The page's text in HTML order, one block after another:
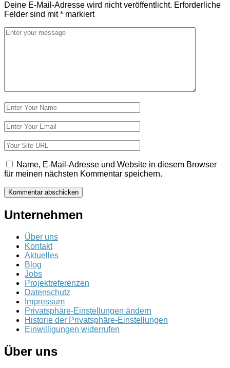
Deine E-Mail-Adresse wird nicht veröffentlicht. Erforderliche
Felder sind mit* markiert
Kommentar
Name
*
E-
Mail-
Adresse
*
Website
Name, E-Mail-Adresse und Website in diesem Browser
für meinen nächsten Kommentar speichern.
Unternehmen
Über uns
Kontakt
Aktuelles
Blog
Jobs
Projektreferenzen
Datenschutz
Impressum
Privatsphäre-Einstellungen ändern
Historie der Privatsphäre-Einstellungen
Einwilligungen widerrufen
Über uns